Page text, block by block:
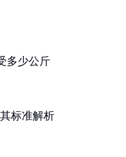
多少公斤
标准解析